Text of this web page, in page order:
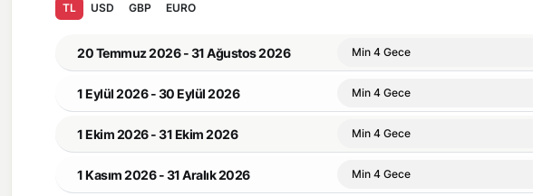
TL USD GBP EURO
20 Temmuz 2026 - 31 Ağustos 2026 Min 4 Gece
1 Eylül 2026 - 30 Eylül 2026 Min 4 Gece
1 Ekim 2026 - 31 Ekim 2026 Min 4 Gece
1 Kasım 2026 - 31 Aralık 2026 Min 4 Gece